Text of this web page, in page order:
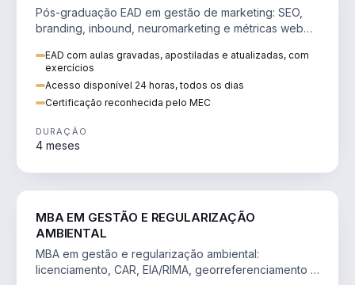
Pós-graduação EAD em gestão de marketing: SEO,
branding, inbound, neuromarketing e métricas web
EAD com aulas gravadas, apostiladas e atualizadas, com
exercícios
Acesso disponível 24 horas, todos os dias
Certificação reconhecida pelo MEC
DURAÇÃO
4 meses
MBA EM GESTÃO E REGULARIZAÇÃO
AMBIENTAL
MBA em gestão e regularização ambiental:
licenciamento, CAR, EIA/RIMA, georreferenciamento e